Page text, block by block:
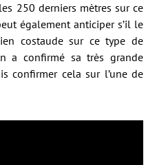
250 derniers mètres sur ce
également anticiper s’il le
costaude sur ce type de
a confirmé sa très grande
confirmer cela sur l’une de